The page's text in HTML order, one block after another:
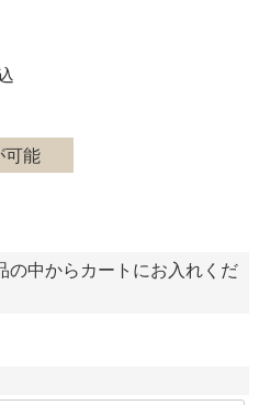
可能
の中からカートにお入れくだ